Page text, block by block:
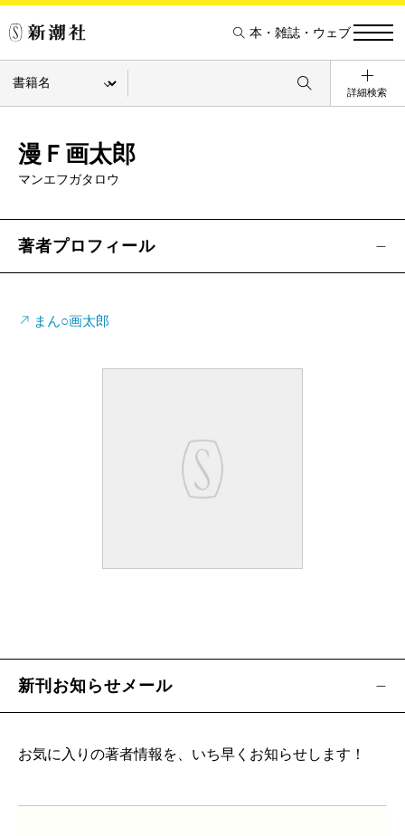
本・雑誌・ウェブ
詳細検索
漫Ｆ画太郎
マンエフガタロウ
著者プロフィール
まん○画太郎
新刊お知らせメール
お気に入りの著者情報を、いち早くお知らせします！